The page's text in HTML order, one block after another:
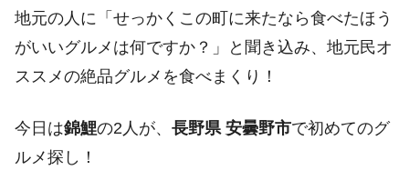
地元の人に「せっかくこの町に来たなら食べたほう
がいいグルメは何ですか？」と聞き込み、地元民オ
ススメの絶品グルメを食べまくり！
今日は錦鯉の2人が、 長野県 安曇野市で初めてのグ
ルメ探し！